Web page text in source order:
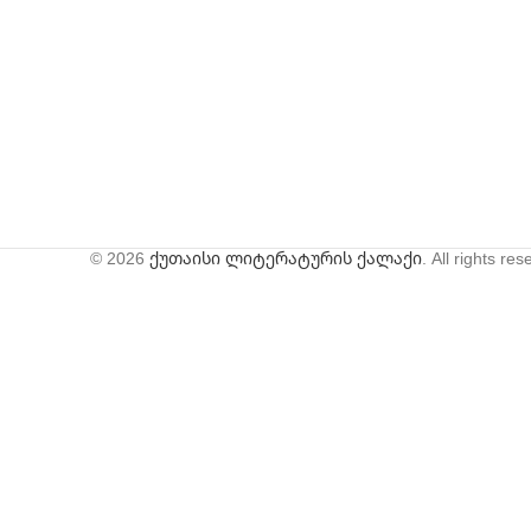
© 2026 ქუთაისი ლიტერატურის ქალაქი. All rights